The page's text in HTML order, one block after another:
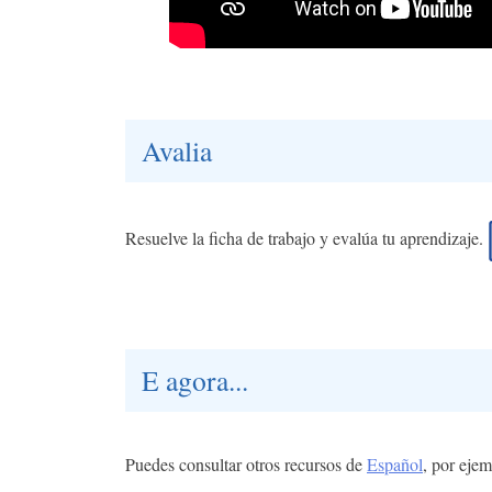
Avalia
Resuelve la ficha de trabajo y evalúa tu aprendizaje.
E agora...
Puedes consultar otros recursos deEspañol, por